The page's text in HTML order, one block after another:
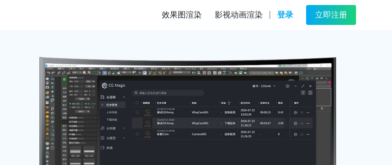
效果图渲染 影视动画渲染 登录 立即注册